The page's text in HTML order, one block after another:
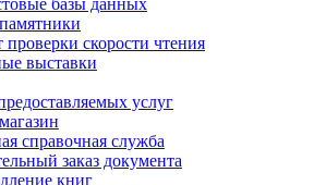
базы данных
проверки скорости чтения
выставки
услуг
справочная служба
заказ документа
книг